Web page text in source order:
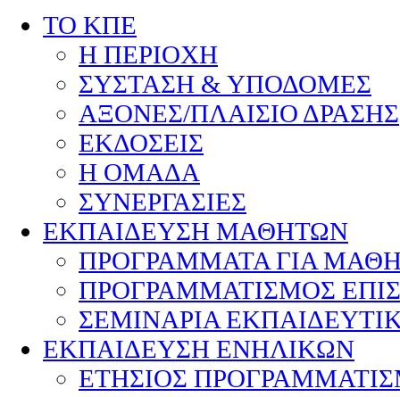
ΤΟ ΚΠΕ
Η ΠΕΡΙΟΧΗ
ΣΥΣΤΑΣΗ & ΥΠΟΔΟΜΕΣ
ΑΞΟΝΕΣ/ΠΛΑΙΣΙΟ ΔΡΑΣΗΣ
ΕΚΔΟΣΕΙΣ
Η ΟΜΑΔΑ
ΣΥΝΕΡΓΑΣΙΕΣ
ΕΚΠΑΙΔΕΥΣΗ ΜΑΘΗΤΩΝ
ΠΡΟΓΡΑΜΜΑΤΑ ΓΙΑ
ΠΡΟΓΡΑΜΜΑΤΙΣΜΟΣ
ΣΕΜΙΝΑΡΙΑ
ΕΚΠΑΙΔΕΥΣΗ ΕΝΗΛΙΚΩΝ
ΕΤΗΣΙΟΣ